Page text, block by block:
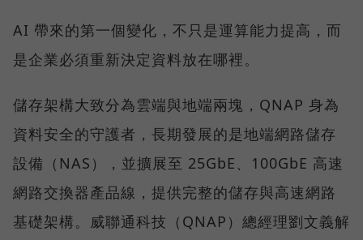
AI 帶來的第一個變化，不只是運算能力提高，而
是企業必須重新決定資料放在哪裡。
儲存架構大致分為雲端與地端兩塊，QNAP 身為
資料安全的守護者，長期發展的是地端網路儲存
設備（NAS），並擴展至 25GbE、100GbE 高速
網路交換器產品線，提供完整的儲存與高速網路
基礎架構。威聯通科技（QNAP）總經理劉文義解